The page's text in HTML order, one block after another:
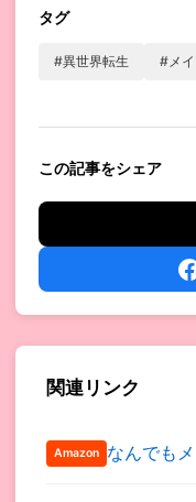
タグ
#異世界転生 #メ
この記事をシェア
関連リンク
Amazon なんでも